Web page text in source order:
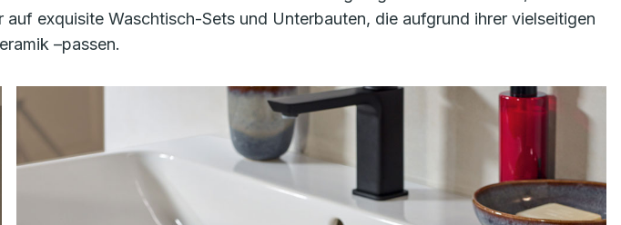
exquisite Waschtisch-Sets und Unterbauten, die aufgrund ihrer vielseitigen
–passen.